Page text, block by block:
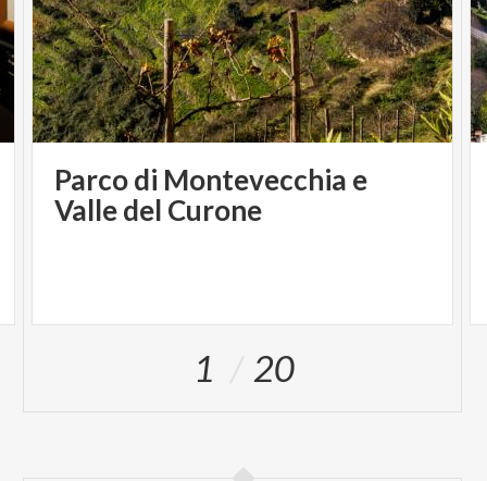
Parco di Montevecchia e
Valle del Curone
1 20